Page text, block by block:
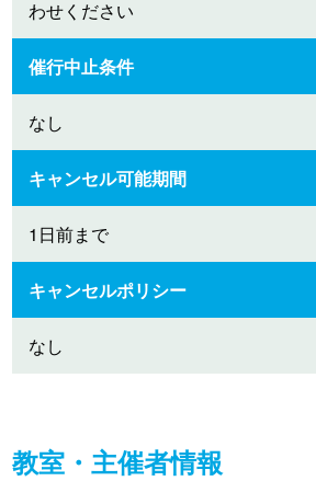
わせください
催行中止条件
なし
キャンセル可能期間
1日前まで
キャンセルポリシー
なし
教室・主催者情報